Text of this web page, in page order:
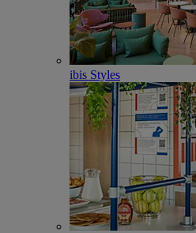
ibis Styles